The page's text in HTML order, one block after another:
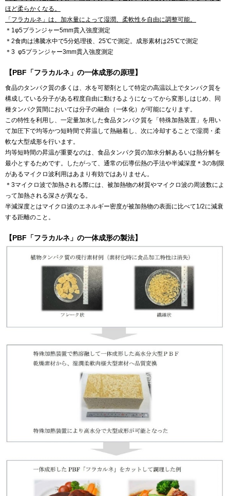
ほど柔らかくなる。
「フラカルネ」は、加水量によって湿潤、柔軟性を自由に調整可能。
＊1φ5プランジャー5mm貫入強度測定
＊2食肉は沸騰水中で5分処理後、25℃で測定。成形素材は25℃で測定
＊3 φ5プランジャー3mm貫入強度測定
【PBF「フラカルネ」の一体成形の原理】
食品のタンパク質の多くは、水を可塑剤として特定の高温以上でタンパク質を
構成している分子がある程度自由に動けるようになってから変形しはじめ、同
種タンパク質間においては分子の融合（一体化）が可能になります。
この特性を利用し、一定量加水した食品タンパク質を「特殊加熱装置」を用い
て加圧下で均等かつ短時間で昇温して熱融着し、次に冷却することで湿潤・柔
軟な大型成形を行います。
均等短時間の昇温が重要なのは、食品タンパク質の加水分解あるいは熱分解を
最小とするためです。したがって、通常の伝導伝熱の手法や半減深度＊3の制限
があるマイクロ波利用はあまり有効ではありません。
＊3マイクロ波で加熱される際には、被加熱物の材質やマイクロ波の周波数によ
って加熱される深さが異なる。
半減深度とはマイクロ波のエネルギー密度が被加熱物の表面に比べて1/2に減衰
する距離のこと。
【PBF「フラカルネ」の一体成形の製法】